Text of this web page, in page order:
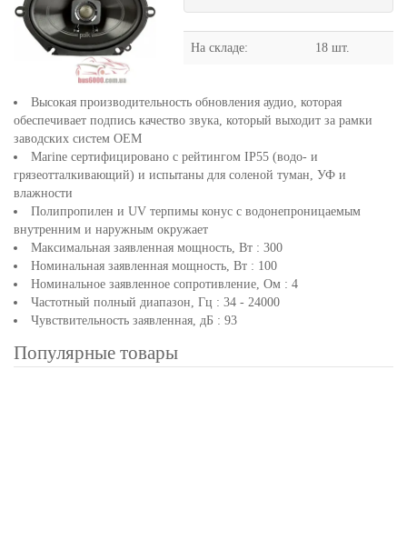
На складе: 18 шт.
Высокая производительность обновления аудио, которая
обеспечивает подпись качество звука, который выходит за рамки
заводских систем OEM
Marine сертифицировано с рейтингом IP55 (водо- и
грязеотталкивающий) и испытаны для соленой туман, УФ и
влажности
Полипропилен и UV терпимы конус с водонепроницаемым
внутренним и наружным окружает
Максимальная заявленная мощность, Вт : 300
Номинальная заявленная мощность, Вт : 100
Номинальное заявленное сопротивление, Ом : 4
Частотный полный диапазон, Гц : 34 - 24000
Чувствительность заявленная, дБ : 93
Популярные товары